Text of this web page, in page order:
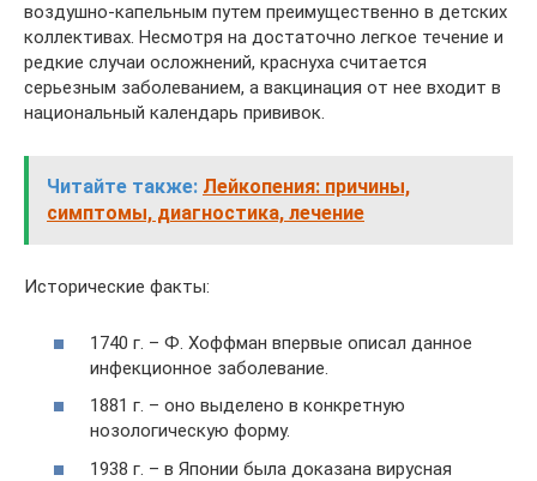
воздушно-капельным путем преимущественно в детских
коллективах. Несмотря на достаточно легкое течение и
редкие случаи осложнений, краснуха считается
серьезным заболеванием, а вакцинация от нее входит в
национальный календарь прививок.
Читайте также: Лейкопения: причины,
симптомы, диагностика, лечение
Исторические факты:
1740 г. – Ф. Хоффман впервые описал данное
инфекционное заболевание.
1881 г. – оно выделено в конкретную
нозологическую форму.
1938 г. – в Японии была доказана вирусная